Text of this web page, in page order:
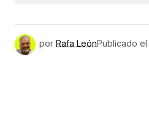
por Rafa LeónPublicado el